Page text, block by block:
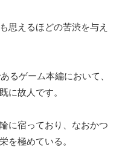
思えるほどの苦渋を与え
るゲーム本編において、
に故人です。
に宿っており、なおかつ
を極めている。